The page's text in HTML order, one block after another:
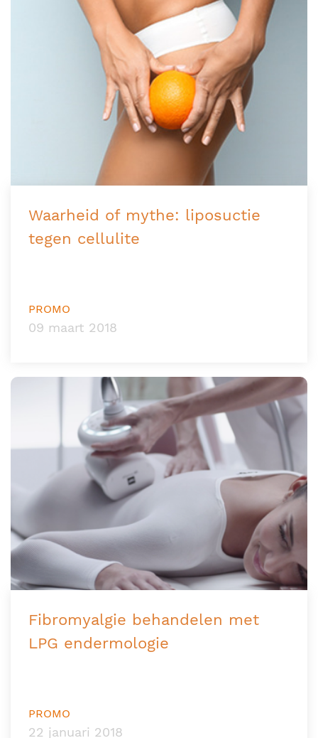
Waarheid of mythe: liposuctie
tegen cellulite
PROMO
09 maart 2018
Fibromyalgie behandelen met
LPG endermologie
PROMO
22 januari 2018